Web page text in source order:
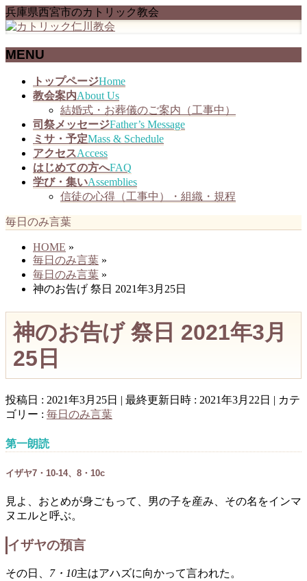
兵庫県西宮市のカトリック教会
MENU
トップページHome
教会案内About Us
結婚式・お葬儀のご案内（工事中）
司祭メッセージFather’s Message
ミサ・予定Mass & Schedule
アクセスAccess
はじめての方へFAQ
学び・集いAssemblies
信徒の心得（工事中）・組織・規程
毎日のみ言葉
HOME »
毎日のみ言葉 »
毎日のみ言葉 »
神のお告げ 祭日 2021年3月25日
神のお告げ 祭日 2021年3月
25日
投稿日 : 2021年3月25日 最終更新日時 : 2021年3月22日
カテ
ゴリー : 毎日のみ言葉
第一朗読
イザヤ7・10-14、8・10c
見よ、おとめが身ごもって、男の子を産み、その名をインマ
ヌエルと呼ぶ。
イザヤの預言
その日、 7・10主はアハズに向かって言われた。